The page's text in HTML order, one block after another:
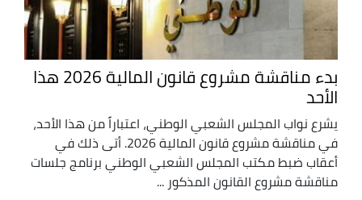
بدء مناقشة مشروع قانون المالية 2026 هذا
الأحد
يشرع نواب المجلس الشعبي الوطني، اعتباراً من هذا الأحد،
في مناقشة مشروع قانون المالية 2026. أتى ذلك في
أعقاب ضبط مكتب المجلس الشعبي الوطني برنامج جلسات
مناقشة مشروع القانون المذكور ...